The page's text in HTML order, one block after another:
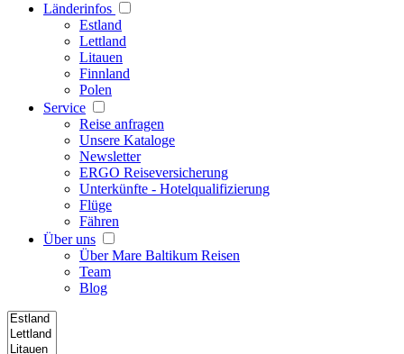
Länderinfos
Estland
Lettland
Litauen
Finnland
Polen
Service
Reise anfragen
Unsere Kataloge
Newsletter
ERGO Reiseversicherung
Unterkünfte - Hotelqualifizierung
Flüge
Fähren
Über uns
Über Mare Baltikum Reisen
Team
Blog